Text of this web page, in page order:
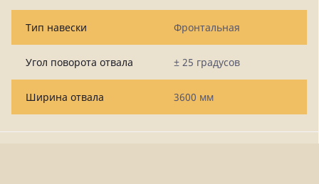
Тип навески Фронтальная
Угол поворота отвала ± 25 градусов
Ширина отвала 3600 мм